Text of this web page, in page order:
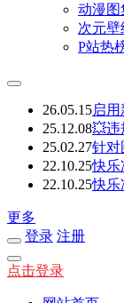
动漫图
次元壁
P站热
26.05.15启
25.12.08💥违
25.02.27针对
22.10.25快乐
22.10.25快乐
更多
登录 注册
点击登录